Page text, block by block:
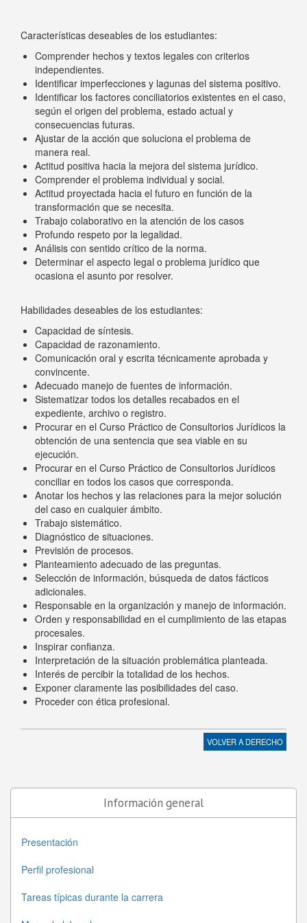
Características deseables de los estudiantes:
Comprender hechos y textos legales con criterios
independientes.
Identificar imperfecciones y lagunas del sistema positivo.
Identificar los factores conciliatorios existentes en el caso,
según el origen del problema, estado actual y
consecuencias futuras.
Ajustar de la acción que soluciona el problema de
manera real.
Actitud positiva hacia la mejora del sistema jurídico.
Comprender el problema individual y social.
Actitud proyectada hacia el futuro en función de la
transformación que se necesita.
Trabajo colaborativo en la atención de los casos
Profundo respeto por la legalidad.
Análisis con sentido crítico de la norma.
Determinar el aspecto legal o problema jurídico que
ocasiona el asunto por resolver.
Habilidades deseables de los estudiantes:
Capacidad de síntesis.
Capacidad de razonamiento.
Comunicación oral y escrita técnicamente aprobada y
convincente.
Adecuado manejo de fuentes de información.
Sistematizar todos los detalles recabados en el
expediente, archivo o registro.
Procurar en el Curso Práctico de Consultorios Jurídicos la
obtención de una sentencia que sea viable en su
ejecución.
Procurar en el Curso Práctico de Consultorios Jurídicos
conciliar en todos los casos que corresponda.
Anotar los hechos y las relaciones para la mejor solución
del caso en cualquier ámbito.
Trabajo sistemático.
Diagnóstico de situaciones.
Previsión de procesos.
Planteamiento adecuado de las preguntas.
Selección de información, búsqueda de datos fácticos
adicionales.
Responsable en la organización y manejo de información.
Orden y responsabilidad en el cumplimiento de las etapas
procesales.
Inspirar confianza.
Interpretación de la situación problemática planteada.
Interés de percibir la totalidad de los hechos.
Exponer claramente las posibilidades del caso.
Proceder con ética profesional.
VOLVER ADERECHO
Información general
Presentación
Perfil profesional
Tareas típicas durante la carrera